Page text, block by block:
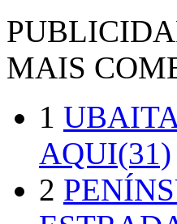
MAIS
1
AQUI(31)
2